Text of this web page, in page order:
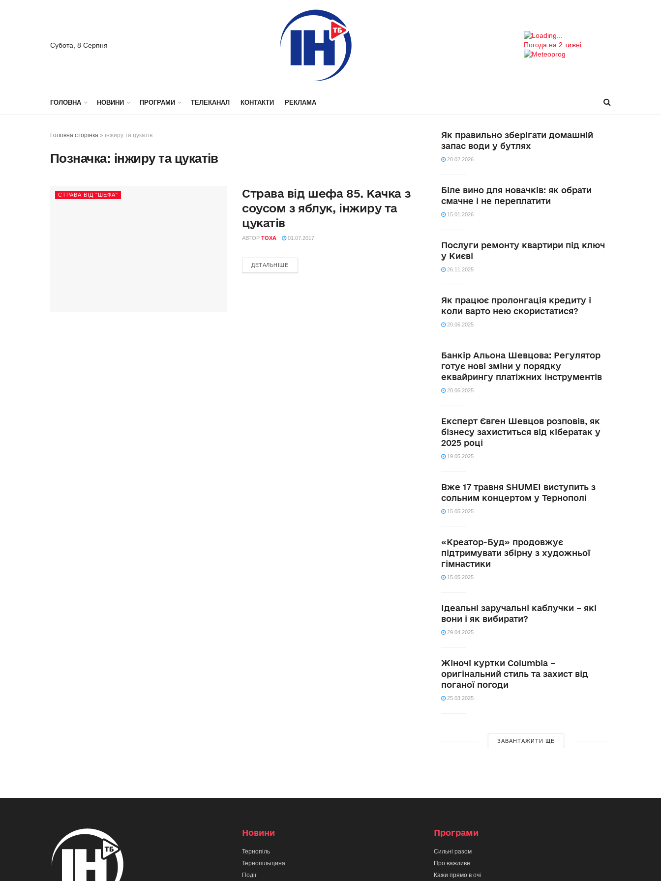
Субота, 8 Серпня Погода на 2 тижні
ГОЛОВНА НОВИНИ ПРОГРАМИ ТЕЛЕКАНАЛ КОНТАКТИ РЕКЛАМА
Головна сторінка » інжиру та цукатів
Позначка: інжиру та цукатів
СТРАВА ВІД "ШЕФА"
Страва від шефа 85. Качка з
соусом з яблук, інжиру та
цукатів
АВТОР TOXA 01.07.2017
ДЕТАЛЬНІШЕ
Як правильно зберігати домашній
запас води у бутлях
20.02.2026
Біле вино для новачків: як обрати
смачне і не переплатити
15.01.2026
Послуги ремонту квартири під ключ
у Києві
26.11.2025
Як працює пролонгація кредиту і
коли варто нею скористатися?
20.06.2025
Банкір Альона Шевцова: Регулятор
готує нові зміни у порядку
еквайрингу платіжних інструментів
20.06.2025
Експерт Євген Шевцов розповів, як
бізнесу захиститься від кібератак у
2025 році
19.05.2025
Вже 17 травня SHUMEI виступить з
сольним концертом у Тернополі
15.05.2025
«Креатор-Буд» продовжує
підтримувати збірну з художньої
гімнастики
15.05.2025
Ідеальні заручальні каблучки – які
вони і як вибирати?
29.04.2025
Жіночі куртки Columbia –
оригінальний стиль та захист від
поганої погоди
25.03.2025
ЗАВАНТАЖИТИ ЩЕ
Новини
Тернопіль
Тернопільщина
Події
Програми
Сильні разом
Про важливе
Кажи прямо в очі